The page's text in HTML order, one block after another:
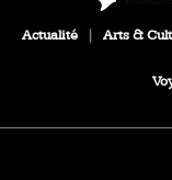
Actualité Arts &